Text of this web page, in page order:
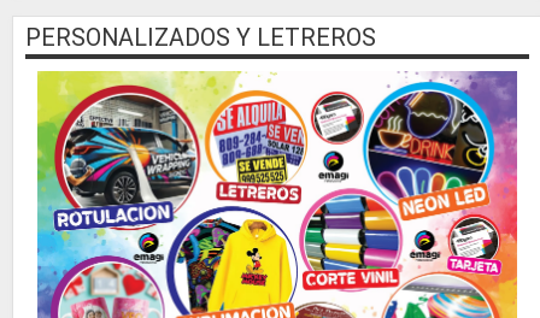
PERSONALIZADOS Y LETREROS